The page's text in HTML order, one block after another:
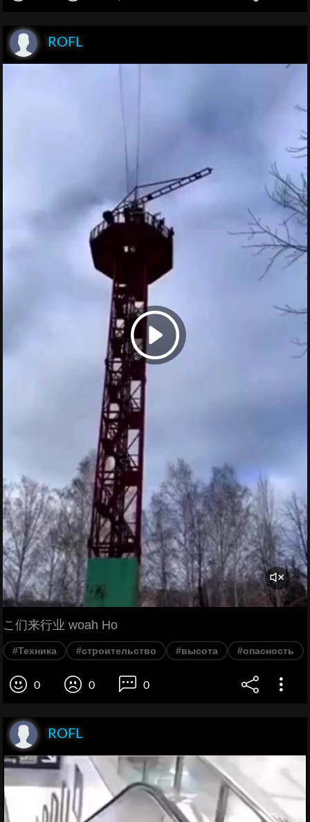
ROFL
こ们来行业 woah Ho
#Техника #строительство #высота #опасность
0 0 0
ROFL